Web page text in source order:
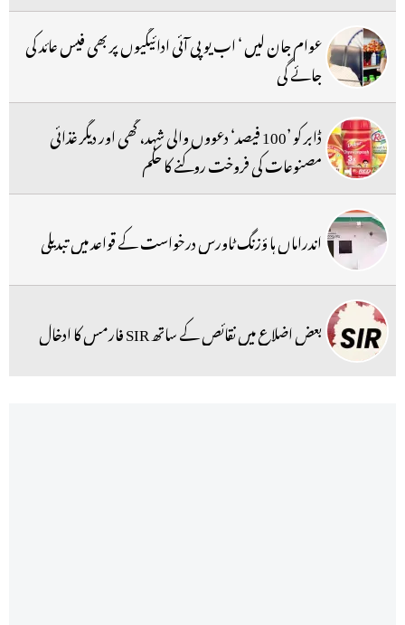
عوام جان لیں ‘ اب یو پی آئی ادائیگیوں پر بھی فیس عائد کی
جائے گی
ڈابر کو ’100 فیصد‘ دعووں والی شہد، گھی اور دیگر غذائی
مصنوعات کی فروخت روکنے کا حکم
اندراماں ہا ؤزنگ ٹاورس درخواست کے قواعد میں تبدیلی
بعض اضلاع میں نقائص کے ساتھ SIR فارمس کا ادخال